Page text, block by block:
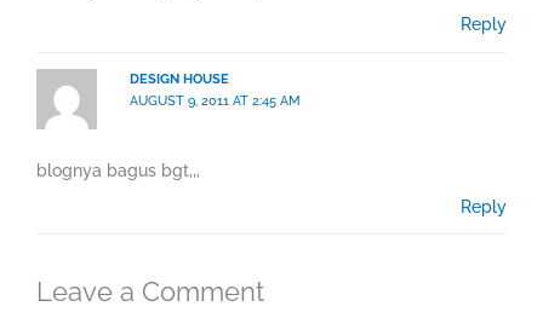
Reply
DESIGN HOUSE
AUGUST 9, 2011 AT 2:45 AM
blognya bagus bgt,,,
Reply
Leave a Comment